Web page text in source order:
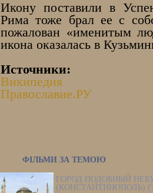
Икону поставили в
Рима тоже брал ее с
пожалован «именитым
икона оказалась в
Источники:
Википедия
Православие.РУ
ФІЛЬМИ ЗА ТЕМОЮ
ГОРОД ПОДОБНЫЙ
(КОНСТАНТИНОПОЛЬ)